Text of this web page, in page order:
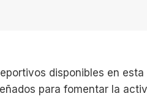
disponibles en esta
para fomentar la